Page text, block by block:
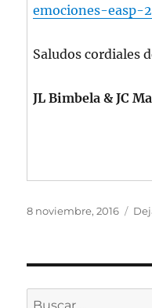
emociones-easp-
Saludos cordiales
JL Bimbela & JC
Publicado
8 noviembre, 2016
Buscar